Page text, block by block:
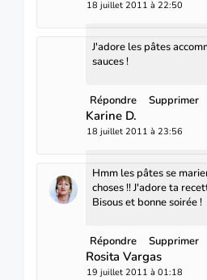
18 juillet 2011 à 22:50
J'adore les pâtes
sauces !
Répondre Supprimer
Karine D.
18 juillet 2011 à 23:56
Hmm les pâtes se
choses !! J'adore ta
Bisous et bonne soirée !
Répondre Supprimer
Rosita Vargas
19 juillet 2011 à 01:18